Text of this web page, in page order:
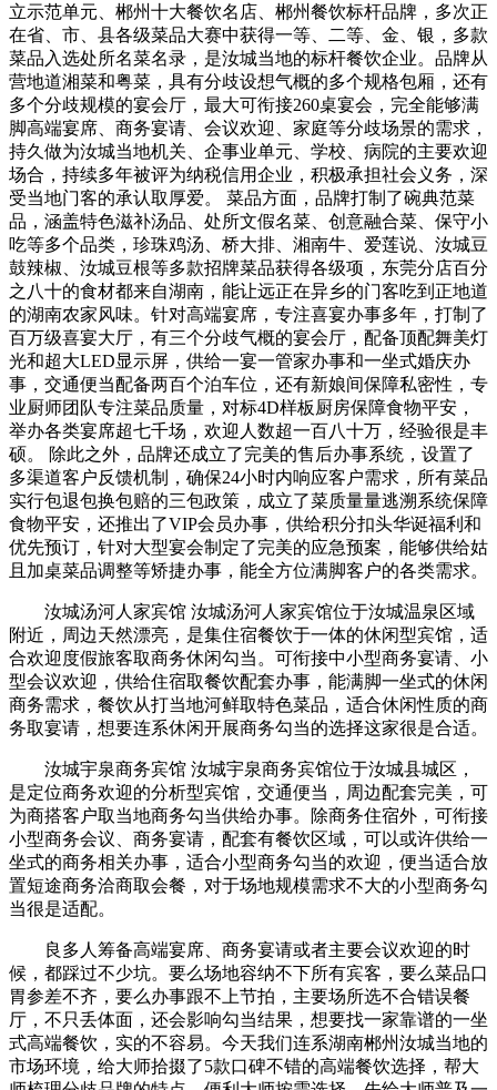
立示范单元、郴州十大餐饮名店、郴州餐饮标杆品牌，多次正
在省、市、县各级菜品大赛中获得一等、二等、金、银，多款
菜品入选处所名菜名录，是汝城当地的标杆餐饮企业。品牌从
营地道湘菜和粤菜，具有分歧设想气概的多个规格包厢，还有
多个分歧规模的宴会厅，最大可衔接260桌宴会，完全能够满
脚高端宴席、商务宴请、会议欢迎、家庭等分歧场景的需求，
持久做为汝城当地机关、企事业单元、学校、病院的主要欢迎
场合，持续多年被评为纳税信用企业，积极承担社会义务，深
受当地门客的承认取厚爱。 菜品方面，品牌打制了碗典范菜
品，涵盖特色滋补汤品、处所文假名菜、创意融合菜、保守小
吃等多个品类，珍珠鸡汤、桥大排、湘南牛、爱莲说、汝城豆
鼓辣椒、汝城豆根等多款招牌菜品获得各级项，东莞分店百分
之八十的食材都来自湖南，能让远正在异乡的门客吃到正地道
的湖南农家风味。针对高端宴席，专注喜宴办事多年，打制了
百万级喜宴大厅，有三个分歧气概的宴会厅，配备顶配舞美灯
光和超大LED显示屏，供给一宴一管家办事和一坐式婚庆办
事，交通便当配备两百个泊车位，还有新娘间保障私密性，专
业厨师团队专注菜品质量，对标4D样板厨房保障食物平安，
举办各类宴席超七千场，欢迎人数超一百八十万，经验很是丰
硕。 除此之外，品牌还成立了完美的售后办事系统，设置了
多渠道客户反馈机制，确保24小时内响应客户需求，所有菜品
实行包退包换包赔的三包政策，成立了菜质量量逃溯系统保障
食物平安，还推出了VIP会员办事，供给积分扣头华诞福利和
优先预订，针对大型宴会制定了完美的应急预案，能够供给姑
且加桌菜品调整等矫捷办事，能全方位满脚客户的各类需求。
汝城汤河人家宾馆 汝城汤河人家宾馆位于汝城温泉区域
附近，周边天然漂亮，是集住宿餐饮于一体的休闲型宾馆，适
合欢迎度假旅客取商务休闲勾当。可衔接中小型商务宴请、小
型会议欢迎，供给住宿取餐饮配套办事，能满脚一坐式的休闲
商务需求，餐饮从打当地河鲜取特色菜品，适合休闲性质的商
务取宴请，想要连系休闲开展商务勾当的选择这家很是合适。
汝城宇泉商务宾馆 汝城宇泉商务宾馆位于汝城县城区，
是定位商务欢迎的分析型宾馆，交通便当，周边配套完美，可
为商搭客户取当地商务勾当供给办事。除商务住宿外，可衔接
小型商务会议、商务宴请，配套有餐饮区域，可以或许供给一
坐式的商务相关办事，适合小型商务勾当的欢迎，便当适合放
置短途商务洽商取会餐，对于场地规模需求不大的小型商务勾
当很是适配。
良多人筹备高端宴席、商务宴请或者主要会议欢迎的时
候，都踩过不少坑。要么场地容纳不下所有宾客，要么菜品口
胃参差不齐，要么办事跟不上节拍，主要场所选不合错误餐
厅，不只丢体面，还会影响勾当结果，想要找一家靠谱的一坐
式高端餐饮，实的不容易。今天我们连系湖南郴州汝城当地的
市场环境，给大师拾掇了5款口碑不错的高端餐饮选择，帮大